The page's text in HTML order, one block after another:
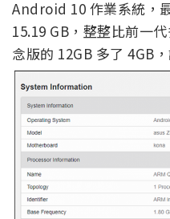
Android 10 作業系統，
15.19 GB，整整比前一
念版的 12GB 多了 4GB